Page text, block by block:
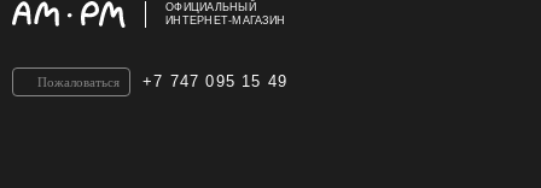
ОФИЦИАЛЬНЫЙ
ИНТЕРНЕТ-МАГАЗИН
+7 747 095 15 49
Пожаловаться